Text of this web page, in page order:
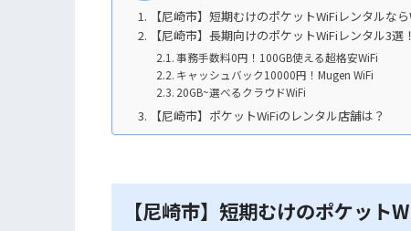
【尼崎市】短期むけのポケットWiFiレンタルな
【尼崎市】長期向けのポケットWiFiレンタル3選！
事務手数料0円！100GB使える超格安WiFi
キャッシュバック10000円！Mugen WiFi
20GB~選べるクラウドWiFi
【尼崎市】ポケットWiFiのレンタル店舗は？
【尼崎市】短期むけのポケッ